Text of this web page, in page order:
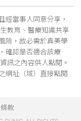
經當事人同意分享，
教育、醫療知識共享
險，故必需於真美學
確認是否適合該療
訊之內容供人點閱。
網址（域）直接點閱
款